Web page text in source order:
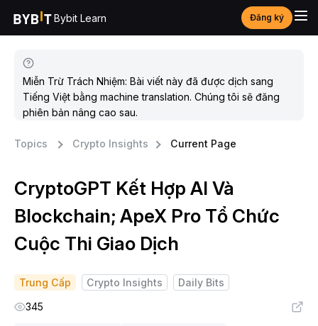
Bybit Learn Đăng ký
Miễn Trừ Trách Nhiệm: Bài viết này đã được dịch sang
Tiếng Việt bằng machine translation. Chúng tôi sẽ đăng
phiên bản nâng cao sau.
Topics Crypto Insights Current Page
CryptoGPT Kết Hợp AI Và
Blockchain; ApeX Pro Tổ Chức
Cuộc Thi Giao Dịch
Trung Cấp Crypto Insights
Daily Bits
345